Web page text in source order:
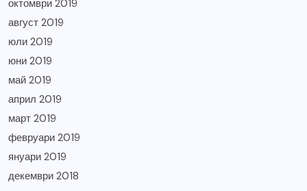
октомври 2019
август 2019
юли 2019
юни 2019
май 2019
април 2019
март 2019
февруари 2019
януари 2019
декември 2018